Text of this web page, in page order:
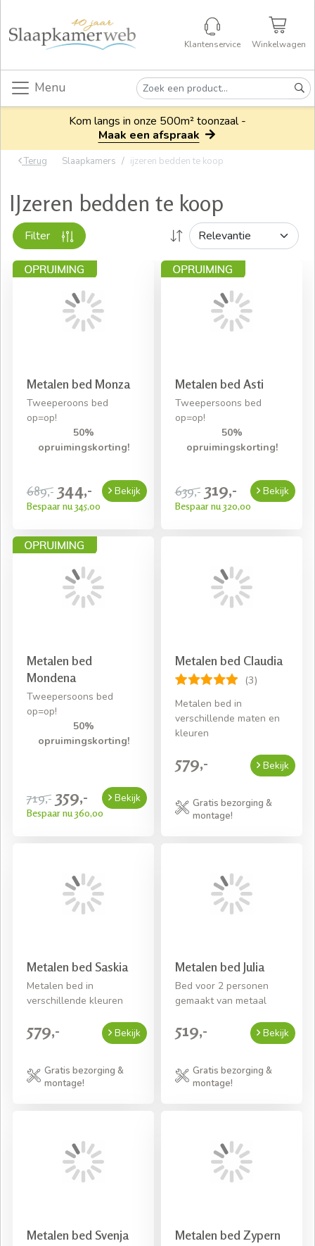
Klantenservice Winkelwagen
Menu
Kom langs in onze 500m² toonzaal -
Maak een afspraak
Terug Slaapkamers ijzeren bedden te koop
IJzeren bedden te koop
Filter
Metalen bed Monza
Tweeperoons bed
op=op!
50%
opruimingskorting!
689,- 344,-
Bespaar nu 345,00
Bekijk
Metalen bed Asti
Tweepersoons bed
op=op!
50%
opruimingskorting!
639,- 319,-
Bespaar nu 320,00
Bekijk
Metalen bed
Mondena
Tweepersoons bed
op=op!
50%
opruimingskorting!
719,- 359,-
Bespaar nu 360,00
Bekijk
Metalen bed Claudia
(3)
Metalen bed in
verschillende maten en
kleuren
579,- Bekijk
Gratis bezorging &
montage!
Metalen bed Saskia
Metalen bed in
verschillende kleuren
579,- Bekijk
Gratis bezorging &
montage!
Metalen bed Julia
Bed voor 2 personen
gemaakt van metaal
519,- Bekijk
Gratis bezorging &
montage!
Metalen bed Svenja Metalen bed Zypern